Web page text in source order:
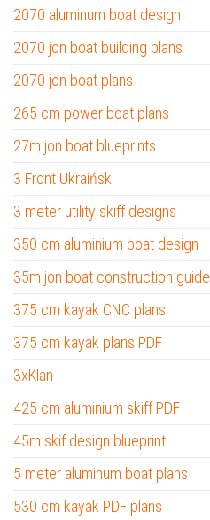
2070 aluminum boat design
2070 jon boat building plans
2070 jon boat plans
265 cm power boat plans
27m jon boat blueprints
3 Front Ukraiński
3 meter utility skiff designs
350 cm aluminium boat design
35m jon boat construction guide
375 cm kayak CNC plans
375 cm kayak plans PDF
3xKlan
425 cm aluminium skiff PDF
45m skif design blueprint
5 meter aluminum boat plans
530 cm kayak PDF plans